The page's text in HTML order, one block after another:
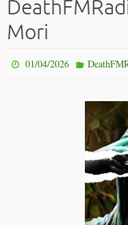
Mori
01/04/2026